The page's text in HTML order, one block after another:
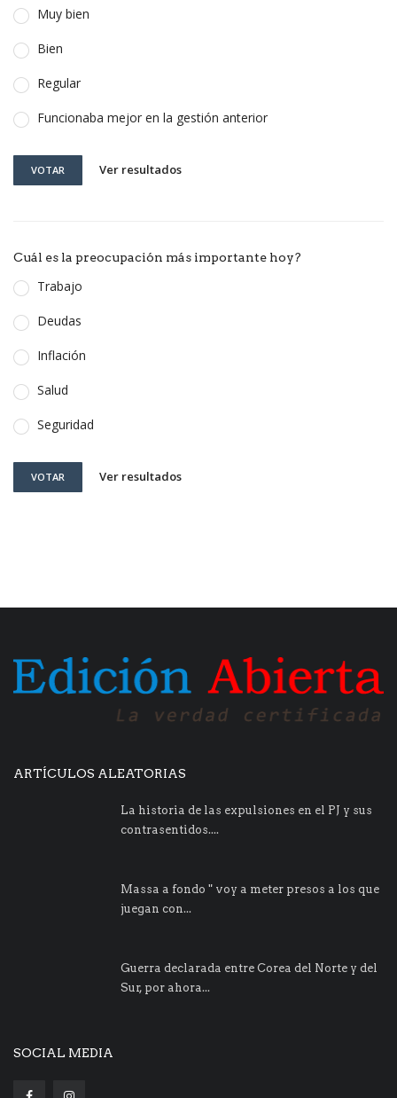
Muy bien
Bien
Regular
Funcionaba mejor en la gestión anterior
VOTAR Ver resultados
Cuál es la preocupación más importante hoy?
Trabajo
Deudas
Inflación
Salud
Seguridad
VOTAR Ver resultados
ARTÍCULOS ALEATORIAS
La historia de las expulsiones en el PJ y sus
contrasentidos....
Massa a fondo " voy a meter presos a los que
juegan con...
Guerra declarada entre Corea del Norte y del
Sur, por ahora...
SOCIAL MEDIA